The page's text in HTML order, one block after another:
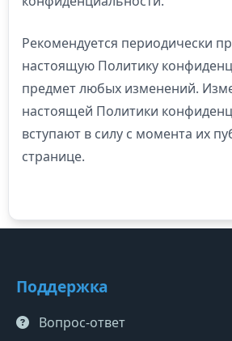
Рекомендуется периодически
настоящую Политику
предмет любых изменений.
настоящей Политики
вступают в силу с момента их
странице.
Поддержка
Вопрос-ответ